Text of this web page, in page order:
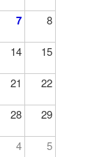
7 8
14 15
21 22
28 29
4 5